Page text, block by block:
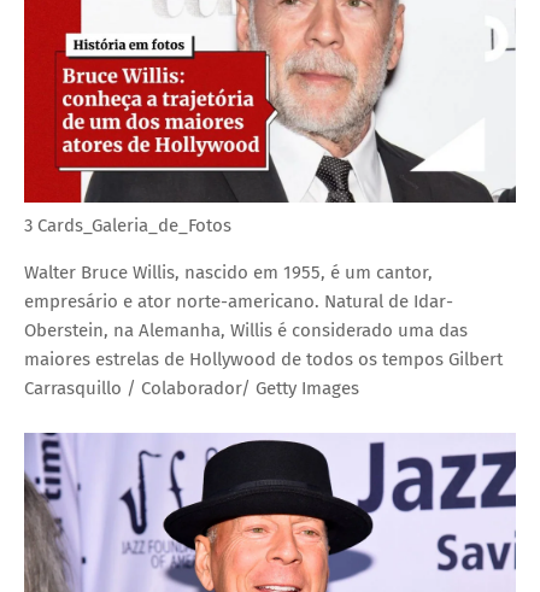
3 Cards_Galeria_de_Fotos
Walter Bruce Willis, nascido em 1955, é um cantor,
empresário e ator norte-americano. Natural de Idar-
Oberstein, na Alemanha, Willis é considerado uma das
maiores estrelas de Hollywood de todos os tempos Gilbert
Carrasquillo / Colaborador/ Getty Images